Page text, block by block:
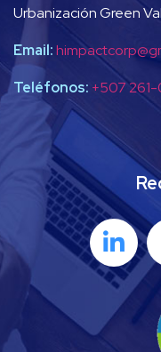
Urbanización Green
Email:
Teléfonos: +507